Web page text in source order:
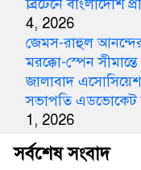
ব্রিটেনে
4, 2026
জেমস-রাহুল
মরক্কো-স্পেন
জালাবাদ
সভাপতি এডভোকেট
1, 2026
সর্বশেষ সংবাদ